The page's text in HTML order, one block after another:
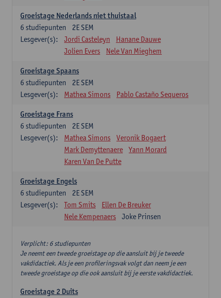
Groeistage Nederlands niet thuistaal
2E SEM
6 studiepunten
Lesgever(s):
Jordi Casteleyn
Hanane Dauwe
Jolien Evers
Nele Van Mieghem
Groeistage Spaans
2E SEM
6 studiepunten
Lesgever(s):
Mathea Simons Pablo Castaño Sequeros
Groeistage Frans
2E SEM
6 studiepunten
Lesgever(s):
Mathea Simons
Veronik Bogaert
Mark Demyttenaere
Yann Morard
Karen Van De Putte
Groeistage Engels
2E SEM
6 studiepunten
Lesgever(s):
Tom Smits
Ellen De Breuker
Nele Kempenaers
Joke Prinsen
Verplicht: 6 studiepunten
Je neemt een tweede groeistage op die aansluit bij je tweede
vakdidactiek. Als je een profileringsvak volgt dan neem je een
tweede groeistage op die ook aansluit bij je eerste vakdidactiek.
Groeistage 2 Duits